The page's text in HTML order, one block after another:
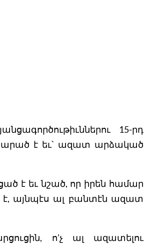
15-րդ
է եւ՝ ազատ արձակած
է եւ նշած, որ իրեն համար
է, այնպէս ալ բանտէն ազատ
ո’չ ալ ազատելու